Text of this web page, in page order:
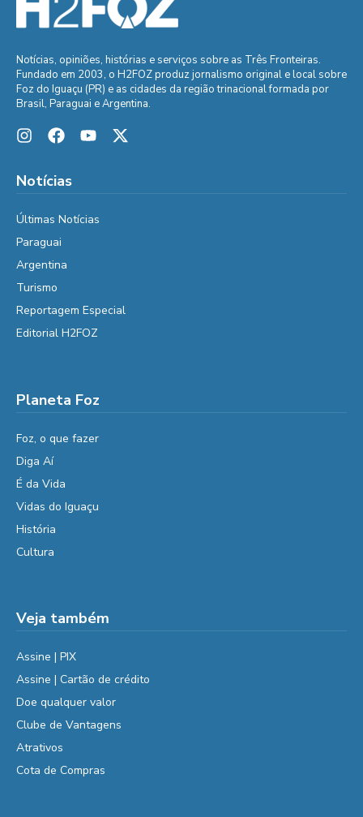
Notícias, opiniões, histórias e serviços sobre as Três Fronteiras.
Fundado em 2003, o H2FOZ produz jornalismo original e local sobre
Foz do Iguaçu (PR) e as cidades da região trinacional formada por
Brasil, Paraguai e Argentina.
Notícias
Últimas Notícias
Paraguai
Argentina
Turismo
Reportagem Especial
Editorial H2FOZ
Planeta Foz
Foz, o que fazer
Diga Aí
É da Vida
Vidas do Iguaçu
História
Cultura
Veja também
Assine | PIX
Assine | Cartão de crédito
Doe qualquer valor
Clube de Vantagens
Atrativos
Cota de Compras